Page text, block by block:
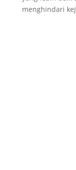
menghindari